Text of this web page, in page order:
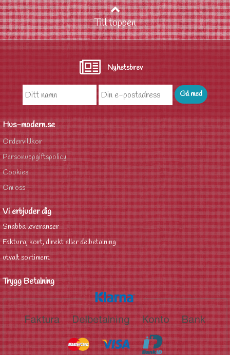
Till toppen
Nyhetsbrev
Hus-modern.se
Ordervilllkor
Personuppgiftspolicy
Cookies
Om oss
Vi erbjuder dig
Snabba leveranser
Faktura, kort, direkt eller delbetalning
utvalt sortiment
Trygg Betalning